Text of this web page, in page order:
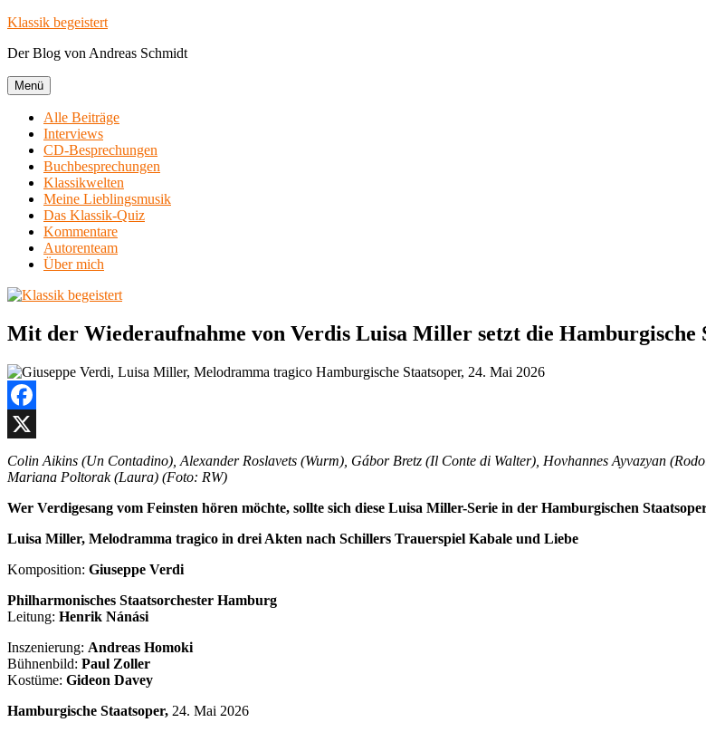
Zum
springen
Klassik begeistert
Der Blog von Andreas Schmidt
Menü
Alle Beiträge
Interviews
CD-Besprechungen
Buchbesprechungen
Klassikwelten
Meine Lieblingsmusik
Das Klassik-Quiz
Kommentare
Autorenteam
Über mich
Mit der Wiederaufnahme von Verdis Luisa Miller setzt die Hamburgische
Facebook
X
Colin Aikins (Un Contadino), Alexander Roslavets (Wurm), Gábor Bretz (Il Conte di Walter), Hovhannes Ayvazyan
Mariana Poltorak (Laura) (Foto: RW)
Wer Verdigesang vom Feinsten hören möchte, sollte sich diese Luisa Miller-Serie in der Hamburgischen
Luisa Miller, Melodramma tragico in drei Akten nach Schillers Trauerspiel Kabale und Liebe
Komposition: Giuseppe Verdi
Philharmonisches Staatsorchester Hamburg
Leitung: Henrik Nánási
Inszenierung: Andreas Homoki
Bühnenbild: Paul Zoller
Kostüme: Gideon Davey
Hamburgische Staatsoper, 24. Mai 2026